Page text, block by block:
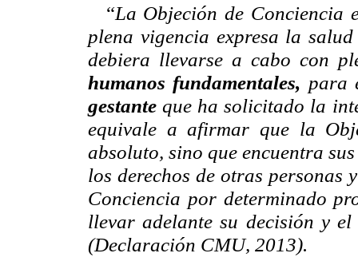
“La Objeción de Conciencia
plena vigencia expresa la
debiera llevarse a cabo con
humanos fundamentales, para
gestante que ha solicitado la
equivale a afirmar que la
absoluto, sino que encuentra
los derechos de otras personas
Conciencia por determinado
llevar adelante su decisión y
(Declaración CMU, 2013).